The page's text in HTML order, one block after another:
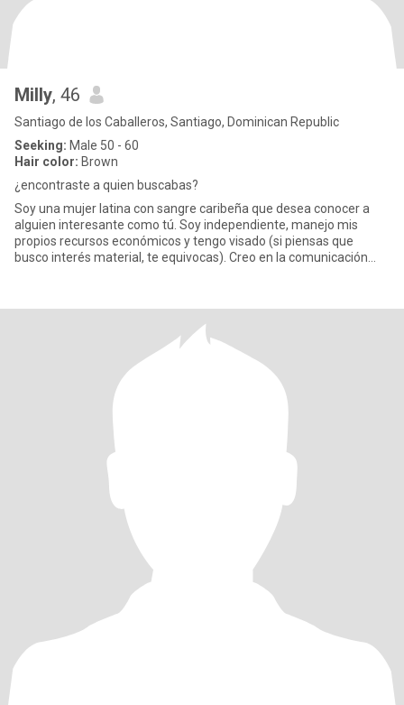
Milly, 46
Santiago de los Caballeros, Santiago, Dominican Republic
Seeking: Male 50 - 60
Hair color: Brown
¿encontraste a quien buscabas?
Soy una mujer latina con sangre caribeña que desea conocer a
alguien interesante como tú. Soy independiente, manejo mis
propios recursos económicos y tengo visado (si piensas que
busco interés material, te equivocas). Creo en la comunicación